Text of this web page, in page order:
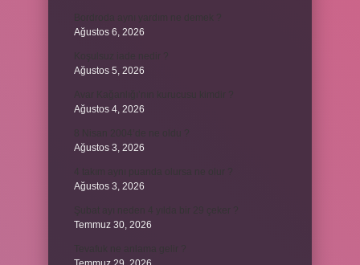
Ağustos 6, 2026
Ağustos 5, 2026
Ağustos 4, 2026
Ağustos 3, 2026
Ağustos 3, 2026
Temmuz 30, 2026